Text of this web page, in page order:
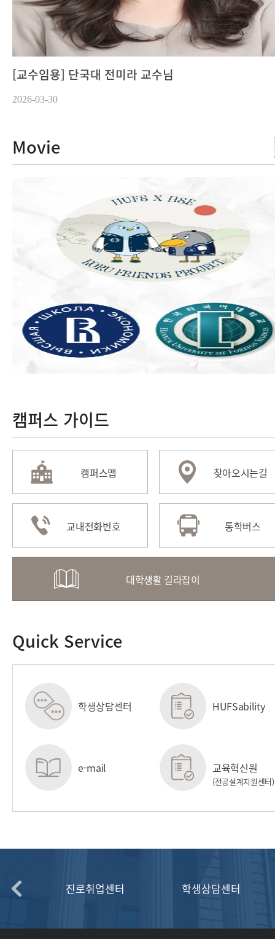
[교수임용] 단국대 전미라 교수님
2026-03-30
Movie
캠퍼스 가이드
캠퍼스맵 찾아오시는길
교내전화번호 통학버스
대학생활 길라잡이
Quick Service
학생상담센터
e-mail
HUFSability
교육혁신원
(전공설계지원센터)
교 진로취업센터 학생상담센터